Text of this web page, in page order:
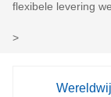
flexibele levering
>